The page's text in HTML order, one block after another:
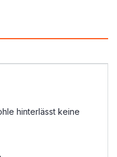
hinterlässt keine